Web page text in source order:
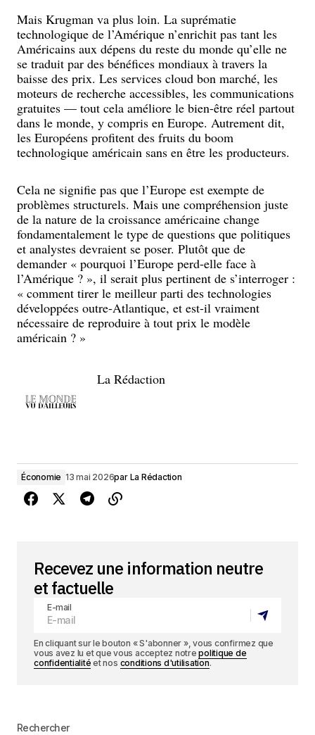
Mais Krugman va plus loin. La suprématie
technologique de l’Amérique n’enrichit pas tant les
Américains aux dépens du reste du monde qu’elle ne
se traduit par des bénéfices mondiaux à travers la
baisse des prix. Les services cloud bon marché, les
moteurs de recherche accessibles, les communications
gratuites — tout cela améliore le bien-être réel partout
dans le monde, y compris en Europe. Autrement dit,
les Européens profitent des fruits du boom
technologique américain sans en être les producteurs.
Cela ne signifie pas que l’Europe est exempte de
problèmes structurels. Mais une compréhension juste
de la nature de la croissance américaine change
fondamentalement le type de questions que politiques
et analystes devraient se poser. Plutôt que de
demander « pourquoi l’Europe perd-elle face à
l’Amérique ? », il serait plus pertinent de s’interroger :
« comment tirer le meilleur parti des technologies
développées outre-Atlantique, et est-il vraiment
nécessaire de reproduire à tout prix le modèle
américain ? »
La Rédaction
Économie 13 mai 2026par La Rédaction
Recevez une information neutre
et factuelle
E-mail
En cliquant sur le bouton « S'abonner », vous confirmez que
vous avez lu et que vous acceptez notrepolitique de
confidentialité et nos conditions d'utilisation.
Rechercher